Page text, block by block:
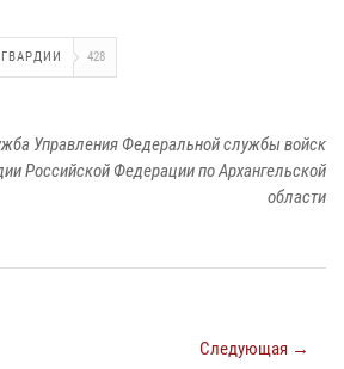
428
Управления Федеральной службы войск
Российской Федерации по Архангельской
области
Следующая →